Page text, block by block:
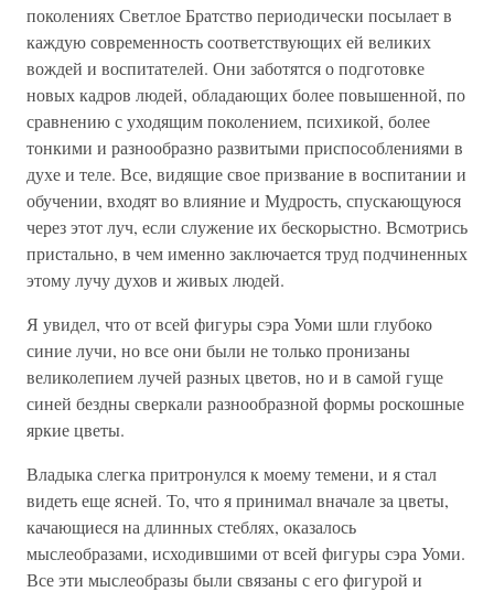
поколениях Светлое Братство периодически посылает в
каждую современность соответствующих ей великих
вождей и воспитателей. Они заботятся о подготовке
новых кадров людей, обладающих более повышенной, по
сравнению с уходящим поколением, психикой, более
тонкими и разнообразно развитыми приспособлениями в
духе и теле. Все, видящие свое призвание в воспитании и
обучении, входят во влияние и Мудрость, спускающуюся
через этот луч, если служение их бескорыстно. Всмотрись
пристально, в чем именно заключается труд подчиненных
этому лучу духов и живых людей.
Я увидел, что от всей фигуры сэра Уоми шли глубоко
синие лучи, но все они были не только пронизаны
великолепием лучей разных цветов, но и в самой гуще
синей бездны сверкали разнообразной формы роскошные
яркие цветы.
Владыка слегка притронулся к моему темени, и я стал
видеть еще ясней. То, что я принимал вначале за цветы,
качающиеся на длинных стеблях, оказалось
мыслеобразами, исходившими от всей фигуры сэра Уоми.
Все эти мыслеобразы были связаны с его фигурой и